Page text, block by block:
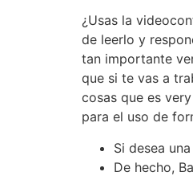
¿Usas la
de leerlo y
tan importante
que si te vas a
cosas que es
para el uso de
Si desea
De hecho,